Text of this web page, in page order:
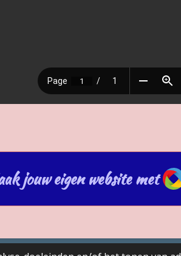
jouw eigen website met